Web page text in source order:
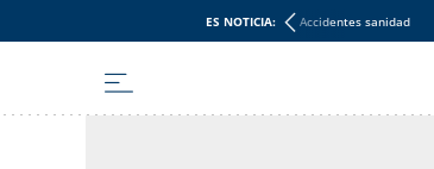
ES NOTICIA: Accidentes sanidad